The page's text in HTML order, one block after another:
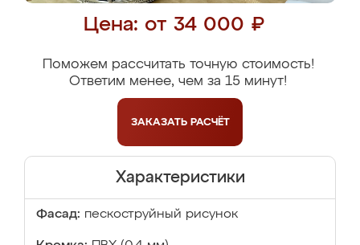
Цена: от 34 000 ₽
Поможем рассчитать точную стоимость!
Ответим менее, чем за 15 минут!
ЗАКАЗАТЬ РАСЧЁТ
Характеристики
Фасад: пескоструйный рисунок